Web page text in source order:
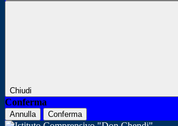
Chiudi
Conferma
Annulla Conferma